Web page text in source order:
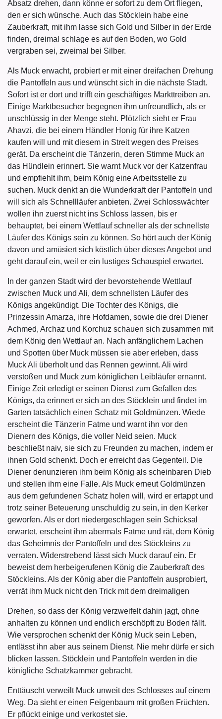
Absatz drehen, dann könne er sofort zu dem Ort fliegen,
den er sich wünsche. Auch das Stöcklein habe eine
Zauberkraft, mit ihm lasse sich Gold und Silber in der Erde
finden, dreimal schlage es auf den Boden, wo Gold
vergraben sei, zweimal bei Silber.
Als Muck erwacht, probiert er mit einer dreifachen Drehung
die Pantoffeln aus und wünscht sich in die nächste Stadt.
Sofort ist er dort und trifft ein geschäftiges Markttreiben an.
Einige Marktbesucher begegnen ihm unfreundlich, als er
unschlüssig in der Menge steht. Plötzlich sieht er Frau
Ahavzi, die bei einem Händler Honig für ihre Katzen
kaufen will und mit diesem in Streit wegen des Preises
gerät. Da erscheint die Tänzerin, deren Stimme Muck an
das Hündlein erinnert. Sie warnt Muck vor der Katzenfrau
und empfiehlt ihm, beim König eine Arbeitsstelle zu
suchen. Muck denkt an die Wunderkraft der Pantoffeln und
will sich als Schnellläufer anbieten. Zwei Schlosswächter
wollen ihn zuerst nicht ins Schloss lassen, bis er
behauptet, bei einem Wettlauf schneller als der schnellste
Läufer des Königs sein zu können. So hört auch der König
davon und amüsiert sich köstlich über dieses Angebot und
geht darauf ein, weil er ein lustiges Schauspiel erwartet.
In der ganzen Stadt wird der bevorstehende Wettlauf
zwischen Muck und Ali, dem schnellsten Läufer des
Königs angekündigt. Die Tochter des Königs, die
Prinzessin Amarza, ihre Hofdamen, sowie die drei Diener
Achmed, Archaz und Korchuz schauen sich zusammen mit
dem König den Wettlauf an. Nach anfänglichem Lachen
und Spotten über Muck müssen sie aber erleben, dass
Muck Ali überholt und das Rennen gewinnt. Ali wird
verstoßen und Muck zum königlichen Leibläufer ernannt.
Einige Zeit erledigt er seinen Dienst zum Gefallen des
Königs, da erinnert er sich an des Stöcklein und findet im
Garten tatsächlich einen Schatz mit Goldmünzen. Wiede
erscheint die Tänzerin Fatme und warnt ihn vor den
Dienern des Königs, die voller Neid seien. Muck
beschließt naiv, sie sich zu Freunden zu machen, indem er
ihnen Gold schenkt. Doch er erreicht das Gegenteil. Die
Diener denunzieren ihm beim König als scheinbaren Dieb
und stellen ihm eine Falle. Als Muck erneut Goldmünzen
aus dem gefundenen Schatz holen will, wird er ertappt und
trotz seiner Beteuerung unschuldig zu sein, in den Kerker
geworfen. Als er dort niedergeschlagen sein Schicksal
erwartet, erscheint ihm abermals Fatme und rät, dem König
das Geheimnis der Pantoffeln und des Stöckleins zu
verraten. Widerstrebend lässt sich Muck darauf ein. Er
beweist dem herbeigerufenen König die Zauberkraft des
Stöckleins. Als der König aber die Pantoffeln ausprobiert,
verrät ihm Muck nicht den Trick mit dem dreimaligen
Drehen, so dass der König verzweifelt dahin jagt, ohne
anhalten zu können und endlich erschöpft zu Boden fällt.
Wie versprochen schenkt der König Muck sein Leben,
entlässt ihn aber aus seinem Dienst. Nie mehr dürfe er sich
blicken lassen. Stöcklein und Pantoffeln werden in die
königliche Schatzkammer gebracht.
Enttäuscht verweilt Muck unweit des Schlosses auf einem
Weg. Da sieht er einen Feigenbaum mit großen Früchten.
Er pflückt einige und verkostet sie.